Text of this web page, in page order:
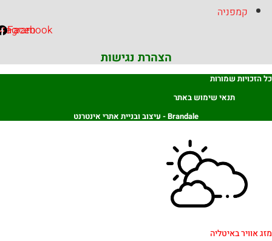
קמפניה
Facebook
Instagram
הצהרת נגישות
שמורות
תנאי שימוש באתר
Brandale - עיצוב ובניית אתרי אינטרנט
באיטליה